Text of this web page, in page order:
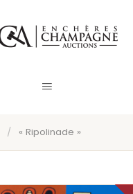
/ « Ripolinade »